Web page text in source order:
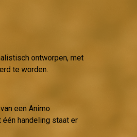
ontworpen, met
te worden.
een Animo
handeling staat er